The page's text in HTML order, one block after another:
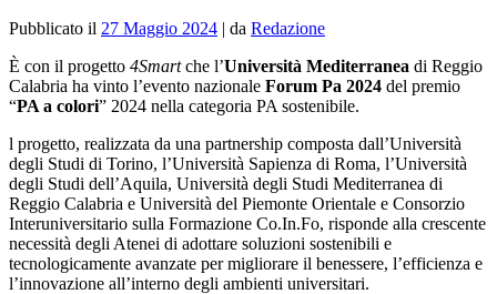
Pubblicato il 27 Maggio 2024 | da Redazione
È con il progetto 4Smartche l’Università Mediterranea di Reggio
Calabria ha vinto l’evento nazionale Forum Pa 2024 del premio
“PA a colori” 2024 nella categoria PA sostenibile.
l progetto, realizzata da una partnership composta dall’Università
degli Studi di Torino, l’Università Sapienza di Roma, l’Università
degli Studi dell’Aquila, Università degli Studi Mediterranea di
Reggio Calabria e Università del Piemonte Orientale e Consorzio
Interuniversitario sulla Formazione Co.In.Fo, risponde alla crescente
necessità degli Atenei di adottare soluzioni sostenibili e
tecnologicamente avanzate per migliorare il benessere, l’efficienza e
l’innovazione all’interno degli ambienti universitari.